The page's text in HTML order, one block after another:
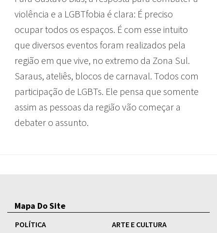
violência e a LGBTfobia é clara: É preciso
ocupar todos os espaços. É com esse intuito
que diversos eventos foram realizados pela
região em que vive, no extremo da Zona Sul.
Saraus, ateliês, blocos de carnaval. Todos com
participação de LGBTs. Ele pensa que somente
assim as pessoas da região vão começar a
debater o assunto.
Mapa Do Site
POLÍTICA ARTE E CULTURA